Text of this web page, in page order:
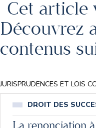
Cet article
Découvrez
contenus
JURISPRUDENCES ET LOIS
DROIT DES